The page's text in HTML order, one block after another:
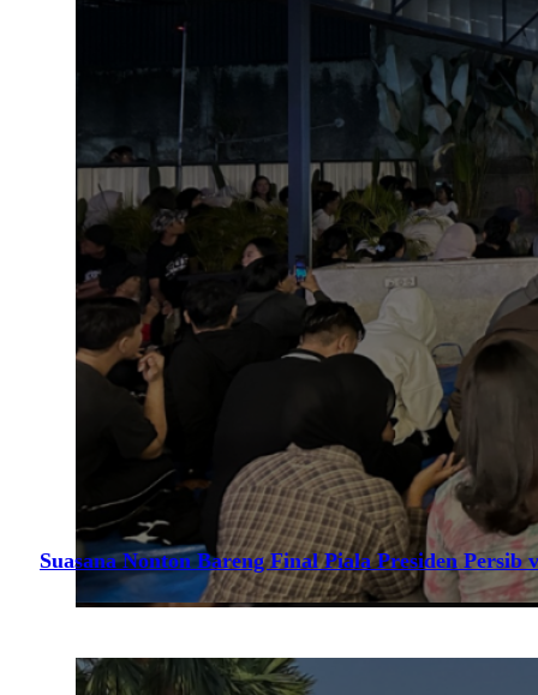
Suasana Nonton Bareng Final Piala Presiden Persib